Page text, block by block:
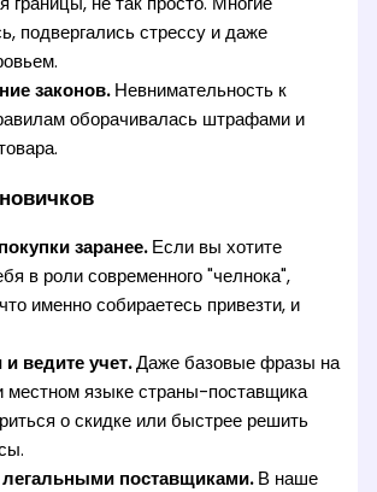
подвергались стрессу и даже
законов.Невнимательность к
оборачивалась штрафами и
заранее.Если вы хотите
в роли современного "челнока",
именно собираетесь привезти, и
ведите учет.Даже базовые фразы на
местном языке страны-поставщика
о скидке или быстрее решить
легальными поставщиками.В наше